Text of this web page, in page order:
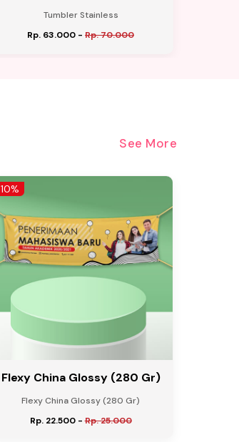
Tumbler Stainless
Rp. 63.000 - Rp. 70.000
See More
10%
Flexy China Glossy (280 Gr)
Flexy China Glossy (280 Gr)
Rp. 22.500-Rp. 25.000